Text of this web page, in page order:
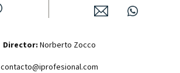
Director: Norberto Zocco
contacto@iprofesional.com